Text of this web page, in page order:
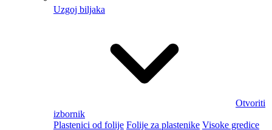
Uzgoj biljaka
Otvoriti
izbornik
Plastenici od folije Folije za plastenike Visoke gredice